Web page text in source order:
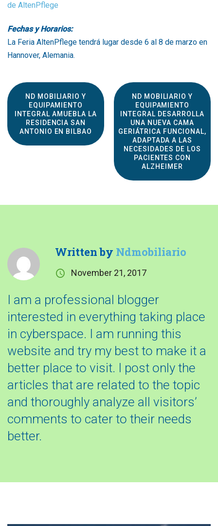
de AltenPflege
Fechas y Horarios:
La Feria AltenPflege tendrá lugar desde 6 al 8 de marzo en
Hannover, Alemania.
ND MOBILIARIO Y
EQUIPAMIENTO
INTEGRAL AMUEBLA LA
RESIDENCIA SAN
ANTONIO EN BILBAO
ND MOBILIARIO Y
EQUIPAMIENTO
INTEGRAL DESARROLLA
UNA NUEVA CAMA
GERIÁTRICA FUNCIONAL,
ADAPTADA A LAS
NECESIDADES DE LOS
PACIENTES CON
ALZHEIMER
Written by Ndmobiliario
November 21, 2017
I am a professional blogger
interested in everything taking place
in cyberspace. I am running this
website and try my best to make it a
better place to visit. I post only the
articles that are related to the topic
and thoroughly analyze all visitors’
comments to cater to their needs
better.